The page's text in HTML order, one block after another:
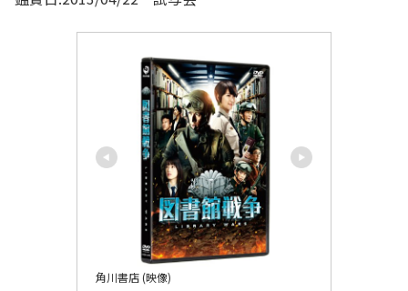
角川書店 (映像)